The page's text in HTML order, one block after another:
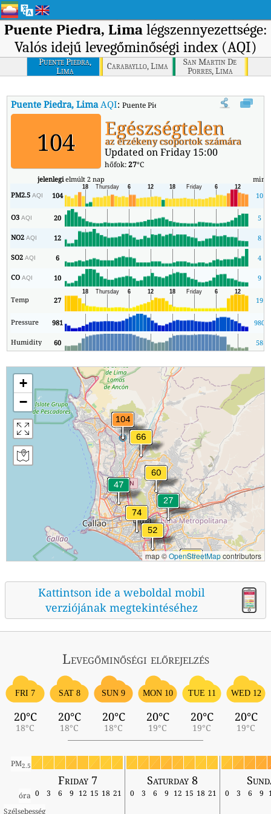
Puente Piedra, Limalégszennyezettsége:
Valós idejű levegőminőségi index (AQI)
Puente Piedra,
Lima
Carabayllo, Lima
San Martin De
Porres, Lima
Puente Piedra, LimaAQI:Puente Piedra, Lima valós idejű
104 Egészségtelen
az érzékeny csoportok számára
Updated on Friday 15:00
hőfok:27°C
jelenlegielmúlt 2 nap min
PM2.5AQI 104 10
O3AQI 20 5
NO2AQI 12 8
SO2AQI 6 4
COAQI 10 9
Temp 27 19
Pressure 981 980
Humidity 60 58
+
−
map ©OpenStreetMapcontributors
Kattintson ide a weboldal mobil
verziójának megtekintéséhez
Levegőminőségi előrejelzés
FRI 7
20°C
18°C
SAT 8
20°C
18°C
SUN 9
20°C
18°C
MON 10
20°C
19°C
TUE 11
20°C
19°C
WED 12
20°C
19°C
PM2.5
Friday 7 Saturday 8
óra 0 3 6 9 12 15 18 21 0 3 6 9 12 15 18 21 0 3 6 9
Szélsebesség